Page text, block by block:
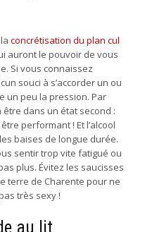
concrétisation du plan cul
auront le pouvoir de vous
Si vous connaissez
souci à s’accorder un ou
un peu la pression. Par
être dans un état second :
performant ! Et l’alcool
baises de longue durée.
sentir trop vite fatigué ou
plus. Évitez les saucisses
terre de Charente pour ne
très sexy !
au lit